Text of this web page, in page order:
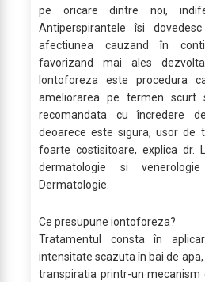
pe oricare dintre noi,
Antiperspirantele îsi
afectiunea cauzand în
favorizand mai ales
Iontoforeza este procedura
ameliorarea pe termen scurt
recomandata cu încredere
deoarece este sigura, usor de
foarte costisitoare, explica dr.
dermatologie si
Dermatologie.
Ce presupune iontoforeza?
Tratamentul consta în
intensitate scazuta în bai de
transpiratia printr-un